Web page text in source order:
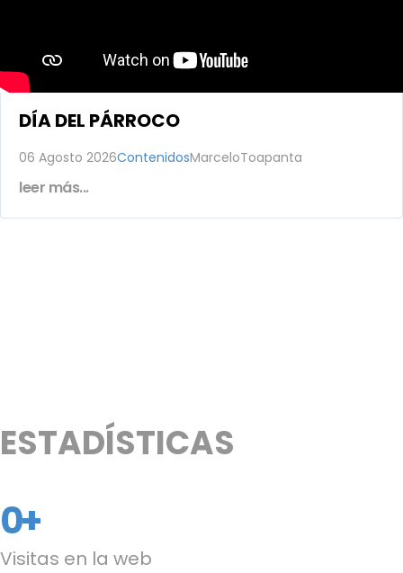
DÍA DEL PÁRROCO
06 Agosto 2026ContenidosMarceloToapanta
leer más...
ESTADÍSTICAS
0+
Visitas en la web